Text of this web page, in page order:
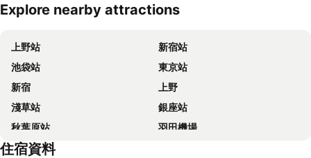
展開地圖
Explore nearby attractions
上野站
新宿站
池袋站
東京站
新宿
上野
淺草站
銀座站
秋葉原站
羽田機場
品川站
住宿資料